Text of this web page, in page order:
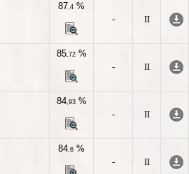
87,4 %
-
II
85,72%
-
II
84,93%
-
II
84,6 %
-
II